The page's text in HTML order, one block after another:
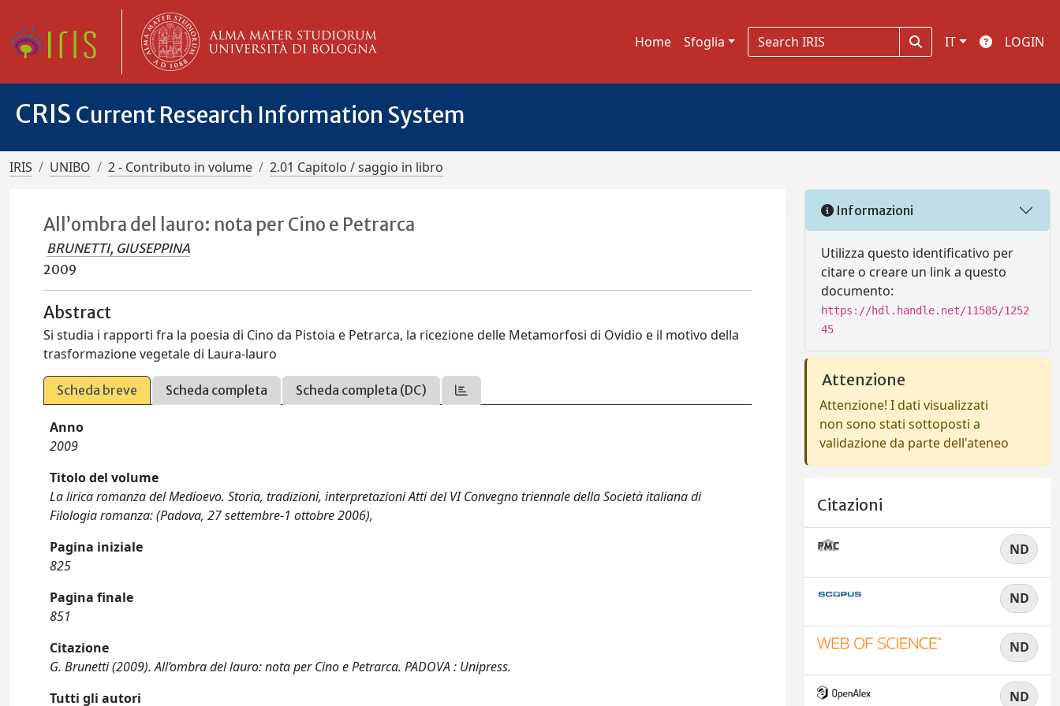
Home Sfoglia IT LOGIN
CRIS Current Research Information System
IRIS UNIBO 2 - Contributo in volume 2.01 Capitolo / saggio in libro
All’ombra del lauro: nota per Cino e Petrarca
BRUNETTI, GIUSEPPINA
2009
Abstract
Si studia i rapporti fra la poesia di Cino da Pistoia e Petrarca, la ricezione delle Metamorfosi di Ovidio e il motivo della
trasformazione vegetale di Laura-lauro
Scheda breve Scheda completa Scheda completa (DC)
Anno
2009
Titolo del volume
La lirica romanza del Medioevo. Storia, tradizioni, interpretazioni Atti del VI Convegno triennale della Società italiana di
Filologia romanza: (Padova, 27 settembre-1 ottobre 2006),
Pagina iniziale
825
Pagina finale
851
Citazione
G. Brunetti (2009). All’ombra del lauro: nota per Cino e Petrarca. PADOVA : Unipress.
Tutti gli autori
Informazioni
Utilizza questo identificativo per
citare o creare un link a questo
documento:
https://hdl.handle.net/11585/1252
45
Attenzione
Attenzione! I dati visualizzati
non sono stati sottoposti a
validazione da parte dell'ateneo
Citazioni
ND
ND
ND
ND